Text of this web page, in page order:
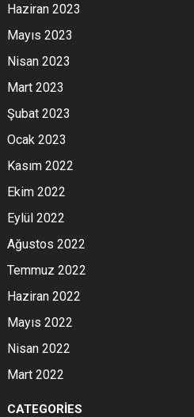
Haziran 2023
Mayıs 2023
Nisan 2023
Mart 2023
Şubat 2023
Ocak 2023
Kasım 2022
Ekim 2022
Eylül 2022
Ağustos 2022
Temmuz 2022
Haziran 2022
Mayıs 2022
Nisan 2022
Mart 2022
CATEGORIES